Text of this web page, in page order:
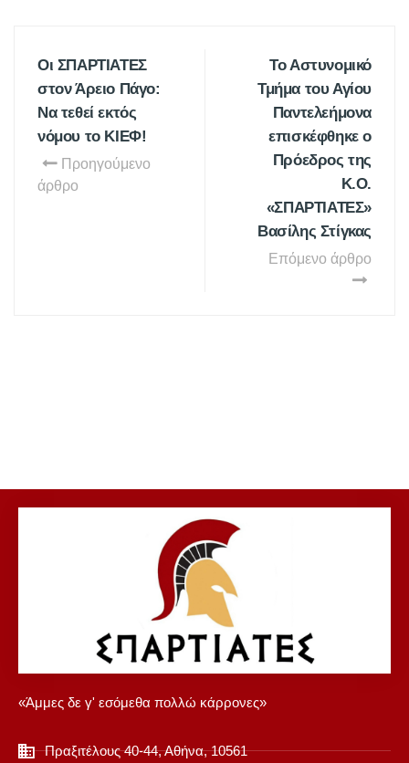
Οι ΣΠΑΡΤΙΑΤΕΣ
στον Άρειο Πάγο:
Να τεθεί εκτός
νόμου το ΚΙΕΦ!
Προηγούμενο
άρθρο
Το Αστυνομικό
Τμήμα του Αγίου
Παντελεήμονα
επισκέφθηκε ο
Πρόεδρος της
Κ.Ο.
«ΣΠΑΡΤΙΑΤΕΣ»
Βασίλης Στίγκας
Επόμενο άρθρο
«Άμμες δε γ' εσόμεθα πολλώ κάρρονες»
Πραξιτέλους 40-44, Αθήνα, 10561